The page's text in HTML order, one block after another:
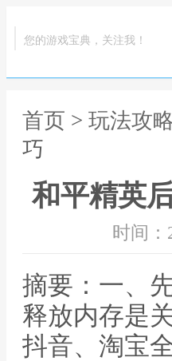
您的游戏宝典，关注我！
首页 > 玩法攻
巧
和平精英
时间：
摘要：一、
释放内存是
抖音、淘宝